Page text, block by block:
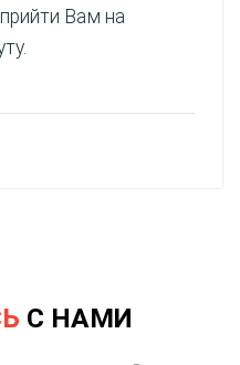
Вам на
С НАМИ